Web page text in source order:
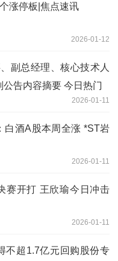
涨停板|焦点速讯
2026-01-12
副总经理、核心技术人
公告内容摘要 今日热门
2026-01-11
白酒A股本周全涨 *ST岩
2026-01-11
赛开打 王欣瑜今日冲击
2026-01-11
不超1.7亿元回购股份专